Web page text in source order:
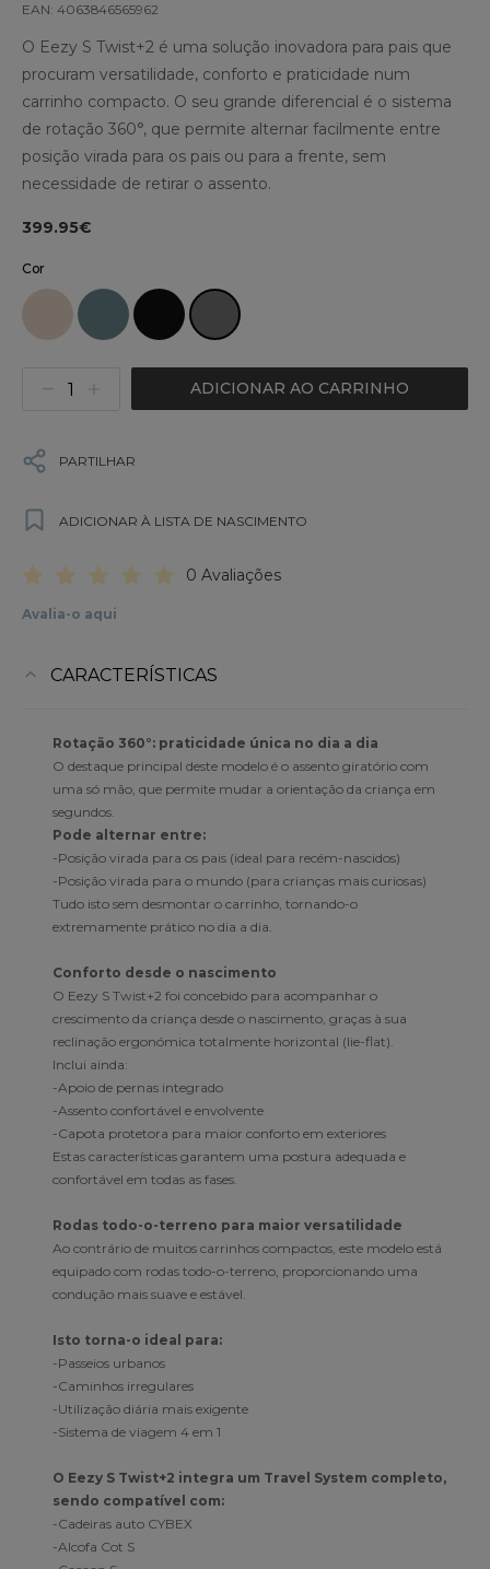
EAN: 4063846565962
O Eezy S Twist+2 é uma solução inovadora para pais que
procuram versatilidade, conforto e praticidade num
carrinho compacto. O seu grande diferencial é o sistema
de rotação 360°, que permite alternar facilmente entre
posição virada para os pais ou para a frente, sem
necessidade de retirar o assento.
399.95€
Cor
ADICIONAR AO CARRINHO
PARTILHAR
ADICIONAR À LISTA DE NASCIMENTO
0 Avaliações
Avalia-o aqui
CARACTERÍSTICAS
Rotação 360°: praticidade única no dia a dia
O destaque principal deste modelo é o assento giratório com
uma só mão, que permite mudar a orientação da criança em
segundos.
Pode alternar entre:
-Posição virada para os pais (ideal para recém-nascidos)
-Posição virada para o mundo (para crianças mais curiosas)
Tudo isto sem desmontar o carrinho, tornando-o
extremamente prático no dia a dia.
Conforto desde o nascimento
O Eezy S Twist+2 foi concebido para acompanhar o
crescimento da criança desde o nascimento, graças à sua
reclinação ergonómica totalmente horizontal (lie-flat).
Inclui ainda:
-Apoio de pernas integrado
-Assento confortável e envolvente
-Capota protetora para maior conforto em exteriores
Estas características garantem uma postura adequada e
confortável em todas as fases.
Rodas todo-o-terreno para maior versatilidade
Ao contrário de muitos carrinhos compactos, este modelo está
equipado com rodas todo-o-terreno, proporcionando uma
condução mais suave e estável.
Isto torna-o ideal para:
-Passeios urbanos
-Caminhos irregulares
-Utilização diária mais exigente
-Sistema de viagem 4 em 1
O Eezy S Twist+2 integra um Travel System completo,
sendo compatível com:
-Cadeiras auto CYBEX
-Alcofa Cot S